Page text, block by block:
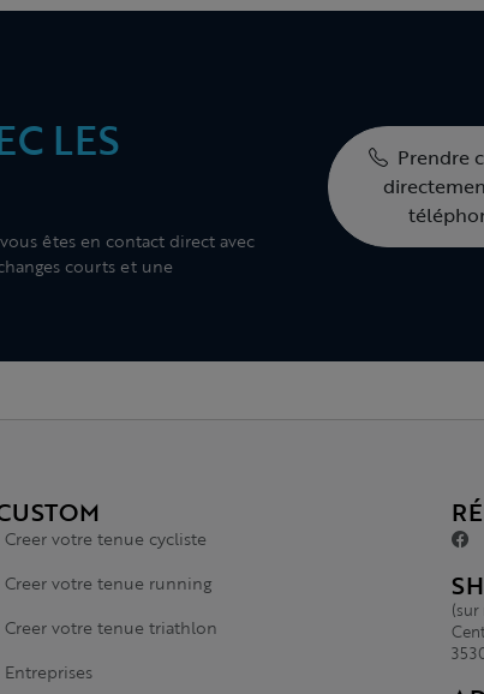
LES
êtes en contact direct avec
courts et une
Prendre
Creer votre tenue cycliste
Creer votre tenue running
Creer votre tenue triathlon
Entreprises
(sur